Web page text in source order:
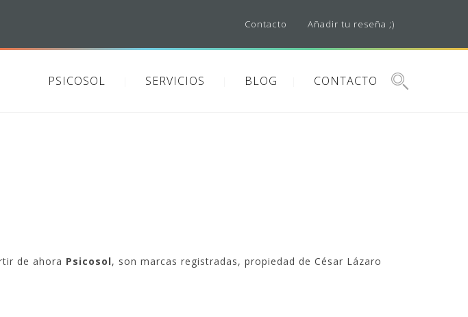
Añadir tu reseña ;)
Contacto
PSICOSOL SERVICIOS BLOG CONTACTO
de ahora Psicosol, son marcas registradas, propiedad de César Lázaro